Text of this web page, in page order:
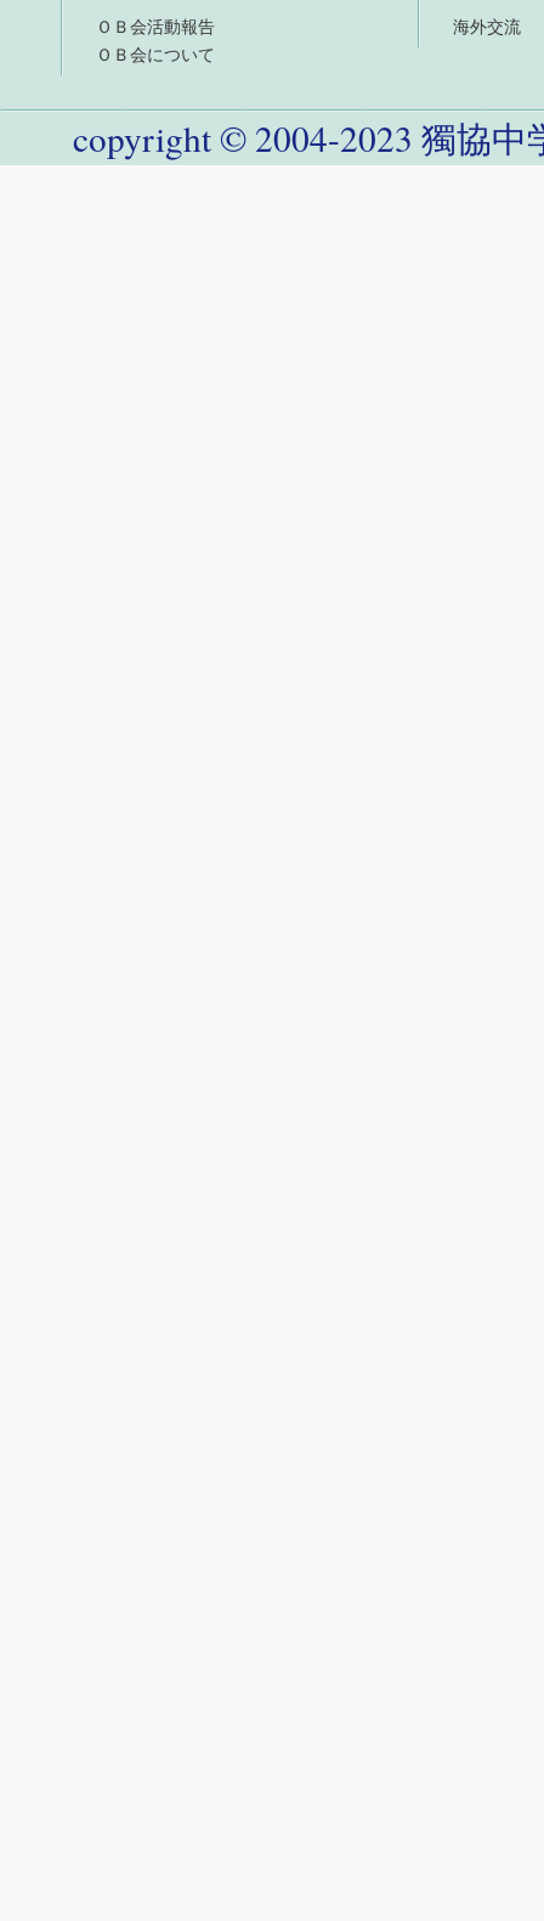
ＯＢ会活動報告
ＯＢ会について
海外交流
copyright © 2004-2023 獨協中